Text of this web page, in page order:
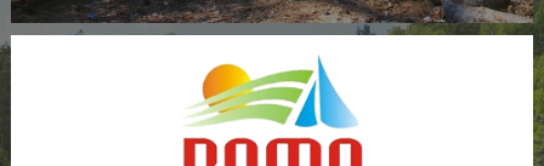
ORGANIZACJA IMPREZ
ZIELONE SZKOŁY